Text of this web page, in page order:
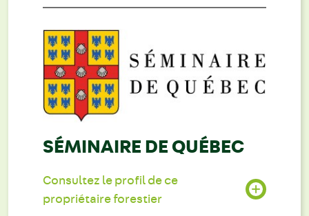
SÉMINAIRE DE QUÉBEC
Consultez le profil de ce
propriétaire forestier